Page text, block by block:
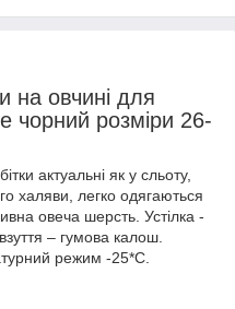
на овчині для
чорний розміри 26-
актуальні як у сльоту,
халяви, легко одягаються
овеча шерсть. Устілка -
– гумова калош.
режим -25*С.